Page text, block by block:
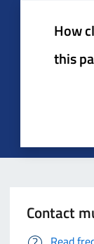
How
this
Contact